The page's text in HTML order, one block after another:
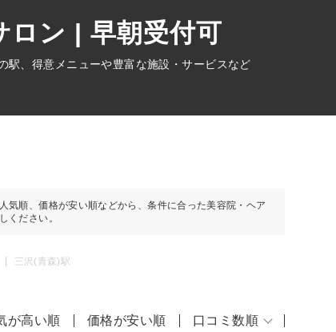
ロン | 早朝受付可
駅、得意メニューや豊富な施設・サービスなど
気順、価格が安い順などから、条件に合った美容院・ヘア
ください。
三沢(青森)駅
が高い順 価格が安い順 口コミ数順